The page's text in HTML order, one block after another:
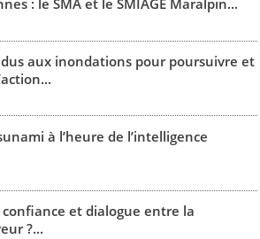
: le SMA et le SMIAGE Maralpin...
aux inondations pour poursuivre et
à l’heure de l’intelligence
et dialogue entre la
?...